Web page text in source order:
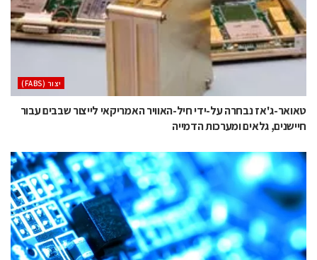
‫יצור (‪(FABS‬‬
טאואר-ג'אז נבחרה על-ידי חיל-האוויר האמריקאי לייצור שבבים עבור
חיישנים, גלאים ומערכות הדמייה